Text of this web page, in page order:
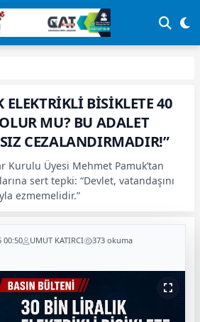
BİSİKLETE 40
MU? BU ADALET
CEZALANDIRMADIR!”
Kurulu Üyesi Mehmet Pamuk’tan
sert tepki: “Devlet, vatandaşını
ezmemelidir.”
00:50 UMUT KATIRCI 373 okuma